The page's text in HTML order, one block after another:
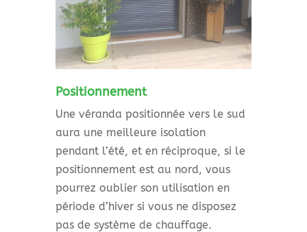
Positionnement
Une véranda positionnée vers le sud
aura une meilleure isolation
pendant l’été, et en réciproque, si le
positionnement est au nord, vous
pourrez oublier son utilisation en
période d’hiver si vous ne disposez
pas de système de chauffage.